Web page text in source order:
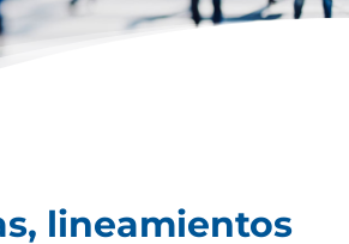
lineamientos